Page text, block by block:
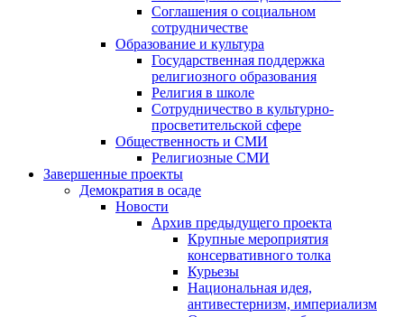
Соглашения о социальном
сотрудничестве
Образование и культура
Государственная поддержка
религиозного образования
Религия в школе
Сотрудничество в культурно-
просветительской сфере
Общественность и СМИ
Религиозные СМИ
Завершенные проекты
Демократия в осаде
Новости
Архив предыдущего проекта
Крупные мероприятия
консервативного толка
Курьезы
Национальная идея,
антивестернизм, империализм